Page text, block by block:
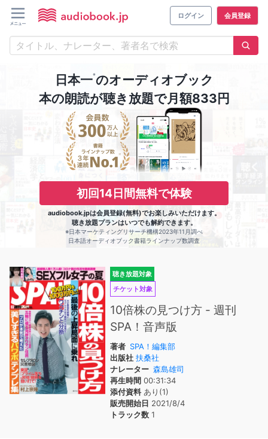
ログイン 会員登録
日本一※のオーディオブック
本の朗読が聴き放題で月額833円
初回14日間無料で体験
audiobook.jpは会員登録(無料)でお楽しみいただけます。
聴き放題プランはいつでも解約できます。
※日本マーケティングリサーチ機構2023年11月調べ
日本語オーディオブック書籍ラインナップ数調査
聴き放題対象
チケット対象
10倍株の見つけ方 - 週刊
SPA！音声版
著者 SPA！編集部
出版社 扶桑社
ナレーター 森島雄司
再生時間 00:31:34
添付資料あり(1)
販売開始日 2021/8/4
トラック数 1